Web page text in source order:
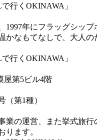
年にフラッグシッ
かなもてなしで、大人
屋第5ビル4階
第1種）
業の運営、また挙式旅
ります。